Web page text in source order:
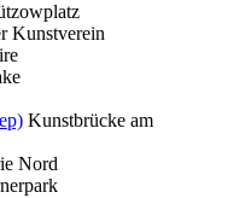
Kunstverein
Kunstbrücke am
Nord